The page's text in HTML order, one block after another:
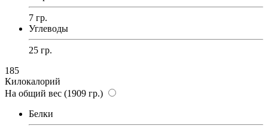
7 гр.
Углеводы
25 гр.
185
Килокалорий
На общий вес (1909 гр.)
Белки